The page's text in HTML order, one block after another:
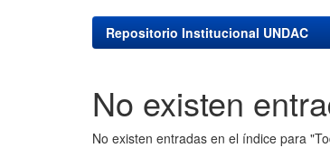
Repositorio Institucional UNDAC
No existen
No existen entradas en el índice para